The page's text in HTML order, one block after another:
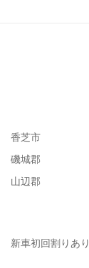
香芝市
磯城郡
山辺郡
新車初回割りあり